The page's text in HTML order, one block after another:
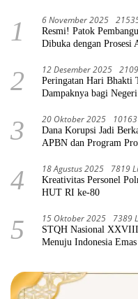
1 6 November 2025
Resmi! Patok
Dibuka dengan Prosesi
2 12 Desember 2025
Peringatan Hari Bhakti
Dampaknya bagi Negeri
3 20 Oktober 2025
Dana Korupsi Jadi
APBN dan Program
4 18 Agustus 2025 7819
Kreativitas Personel
HUT RI ke-80
5 15 Oktober 2025 7389
STQH Nasional
Menuju Indonesia